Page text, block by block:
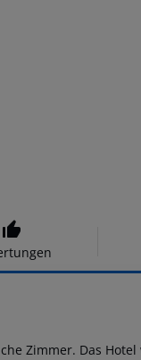
Zimmer. Das Hotel